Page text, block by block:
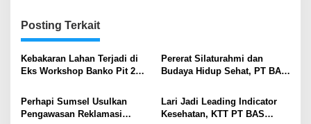
Posting Terkait
Kebakaran Lahan Terjadi di
Eks Workshop Banko Pit 2
Pererat Silaturahmi dan
Budaya Hidup Sehat, PT BAS
Karang Asam Senam
Bersama
Perhapi Sumsel Usulkan
Pengawasan Reklamasi
Lari Jadi Leading Indicator
Kesehatan, KTT PT BAS